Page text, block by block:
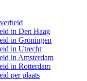
in Den Haag
in Groningen
in Utrecht
in Amsterdam
in Rotterdam
per plaats